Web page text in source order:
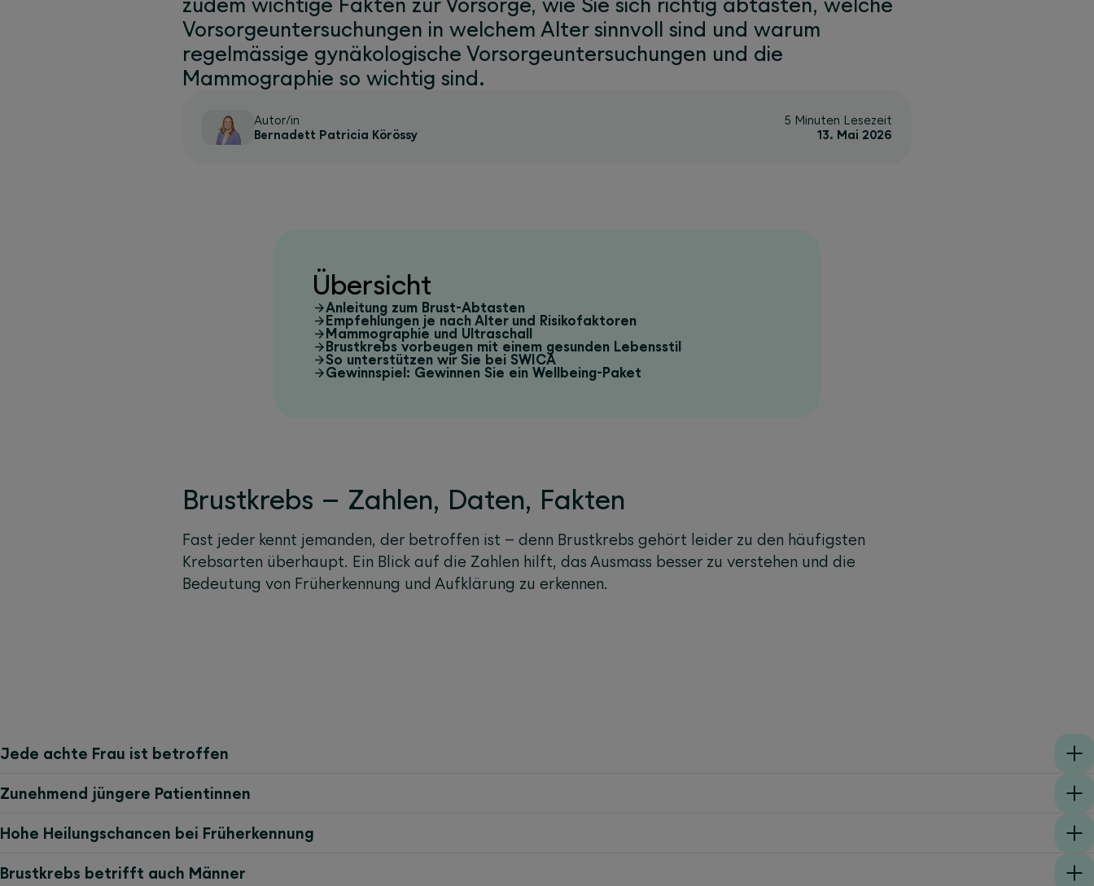
zudem wichtige Fakten zur Vorsorge, wie Sie sich richtig abtasten, welche
Vorsorgeuntersuchungen in welchem Alter sinnvoll sind und warum
regelmässige gynäkologische Vorsorgeuntersuchungen und die
Mammographie so wichtig sind.
Autor/in
Bernadett Patricia Körössy
5 Minuten Lesezeit
13. Mai 2026
Übersicht
Anleitung zum Brust-Abtasten
Empfehlungen je nach Alter und Risikofaktoren
Mammographie und Ultraschall
Brustkrebs vorbeugen mit einem gesunden Lebensstil
So unterstützen wir Sie bei SWICA
Gewinnspiel: Gewinnen Sie ein Wellbeing-Paket
Brustkrebs – Zahlen, Daten, Fakten
Fast jeder kennt jemanden, der betroffen ist – denn Brustkrebs gehört leider zu den häufigsten
Krebsarten überhaupt. Ein Blick auf die Zahlen hilft, das Ausmass besser zu verstehen und die
Bedeutung von Früherkennung und Aufklärung zu erkennen.
Jede achte Frau ist betroffen
Zunehmend jüngere Patientinnen
Hohe Heilungschancen bei Früherkennung
Brustkrebs betrifft auch Männer